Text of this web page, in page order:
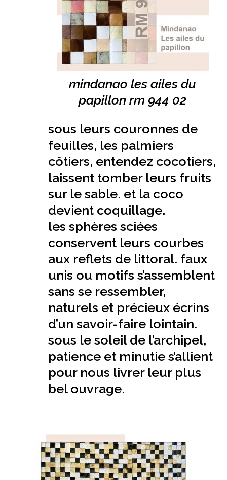
mindanao les ailes du
papillon rm 944 02
sous leurs couronnes de
feuilles, les palmiers
côtiers, entendez cocotiers,
laissent tomber leurs fruits
sur le sable. et la coco
devient coquillage.
les sphères sciées
conservent leurs courbes
aux reflets de littoral. faux
unis ou motifs s’assemblent
sans se ressembler,
naturels et précieux écrins
d’un savoir-faire lointain.
sous le soleil de l’archipel,
patience et minutie s’allient
pour nous livrer leur plus
bel ouvrage.